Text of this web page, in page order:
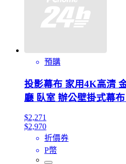
預購
投影幕布 家用4K高清
廳 臥室 辦公壁掛式幕布
$2,271
$2,970
折價券
P幣